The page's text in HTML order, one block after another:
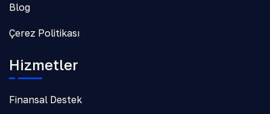
Blog
Çerez Politikası
Hizmetler
Finansal Destek